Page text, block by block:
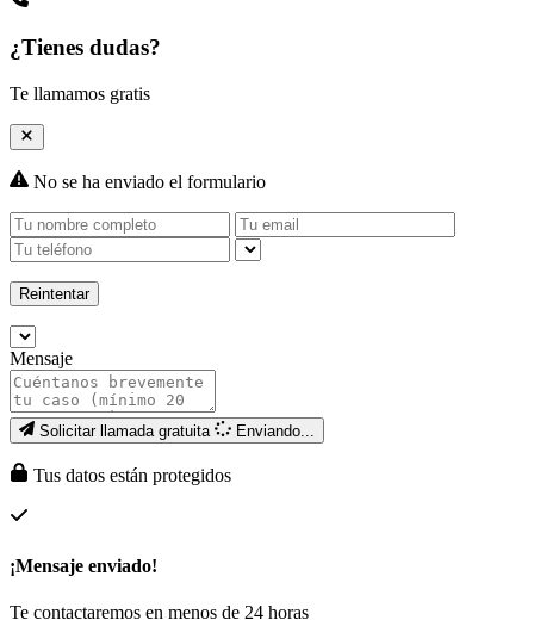
¿Tienes dudas?
Te llamamos gratis
No se ha enviado el formulario
Reintentar
Mensaje
Solicitar llamada gratuita Enviando...
Tus datos están protegidos
¡Mensaje enviado!
Te contactaremos en menos de 24 horas